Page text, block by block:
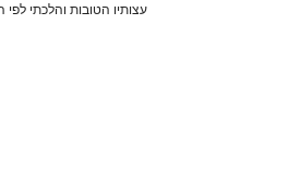
עצותיו הטובות והלכתי